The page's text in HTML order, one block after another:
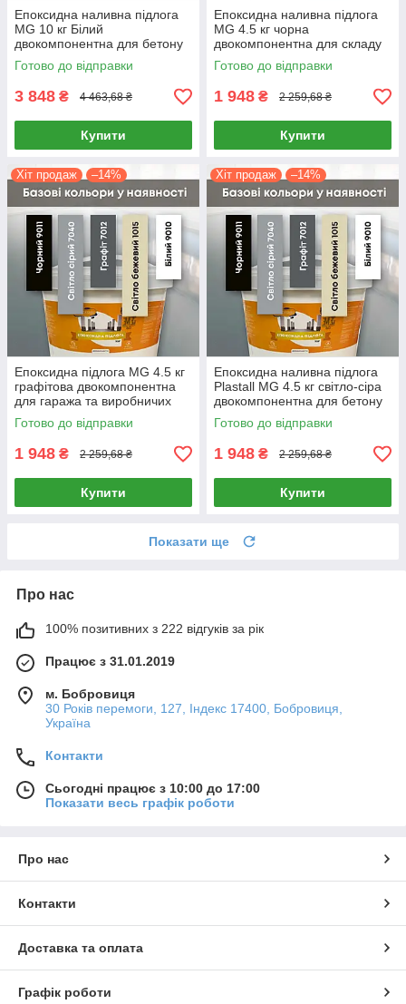
Епоксидна наливна підлога
MG 10 кг Білий
двокомпонентна для бетону
та металу
самовирівнювальна
Готово до відправки
3 848 ₴ 4 463,68 ₴
Купити
Епоксидна наливна підлога
MG 4.5 кг чорна
двокомпонентна для складу
та гаражу з високою
зносостійкістю
Готово до відправки
1 948 ₴ 2 259,68 ₴
Купити
Хіт продаж –14%
Епоксидна підлога MG 4.5 кг
графітова двокомпонентна
для гаража та виробничих
приміщень
Готово до відправки
1 948 ₴ 2 259,68 ₴
Купити
Хіт продаж –14%
Епоксидна наливна підлога
Plastall MG 4.5 кг світло-сіра
двокомпонентна для бетону
самовирівнювальна
Готово до відправки
1 948 ₴ 2 259,68 ₴
Купити
Показати ще
Про нас
100% позитивних з 222 відгуків за рік
Працює з 31.01.2019
м. Бобровиця
30 Років перемоги, 127, Індекс 17400, Бобровиця,
Україна
Контакти
Сьогодні працює з 10:00 до 17:00
Показати весь графік роботи
Про нас
Контакти
Доставка та оплата
Графік роботи